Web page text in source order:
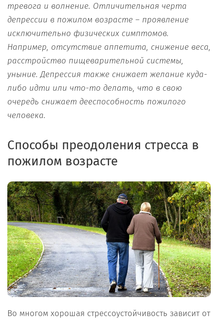
тревога и волнение. Отличительная черта
депрессии в пожилом возрасте – проявление
исключительно физических симптомов.
Например, отсутствие аппетита, снижение веса,
расстройство пищеварительной системы,
уныние. Депрессия также снижает желание куда-
либо идти или что-то делать, что в свою
очередь снижает дееспособность пожилого
человека.
Способы преодоления стресса в
пожилом возрасте
Во многом хорошая стрессоустойчивость зависит от